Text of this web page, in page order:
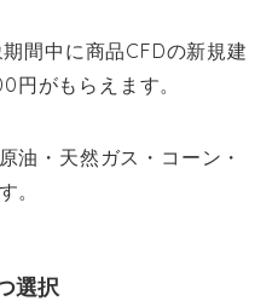
間中に商品CFDの新規建
円がもらえます。
油・天然ガス・コーン・
。
選択